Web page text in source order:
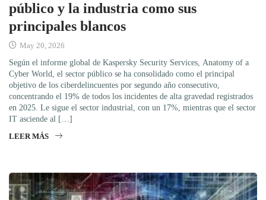
público y la industria como sus
principales blancos
May 20, 2026
Según el informe global de Kaspersky Security Services, Anatomy of a
Cyber World, el sector público se ha consolidado como el principal
objetivo de los ciberdelincuentes por segundo año consecutivo,
concentrando el 19% de todos los incidentes de alta gravedad registrados
en 2025. Le sigue el sector industrial, con un 17%, mientras que el sector
IT asciende al […]
LEER MÁS